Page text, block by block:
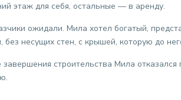
этаж для себя, остальные — в аренду.
ожидали. Мила хотел богатый,
несущих стен, с крышей, которую до
строительства Мила